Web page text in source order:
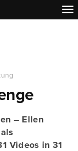
– Ellen
Videos in 31